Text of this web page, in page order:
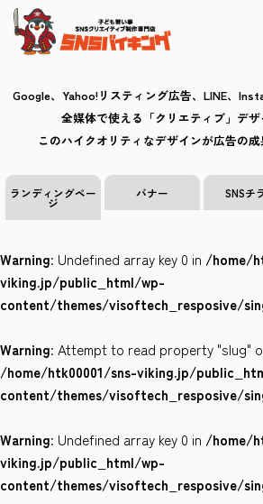
SNSバイキングとは
料金
制作の流れ
クリエイティブ
お気に入り
会社案内
サイトポリシー
Google、Yahoo!リスティング広告、LINE、
全媒体で使える「クリエティブ」デザ
このハイクオリティなデザインが広告の成
ランディングペー
ジ
バナー SNSチ
Warning: Undefined array key 0 in /home/
viking.jp/public_html/wp-
content/themes/visoftech_resposive/
Warning: Attempt to read property "slug"
/home/htk00001/sns-viking.jp/
content/themes/visoftech_resposive/
Warning: Undefined array key 0 in /home/
viking.jp/public_html/wp-
content/themes/visoftech_resposive/